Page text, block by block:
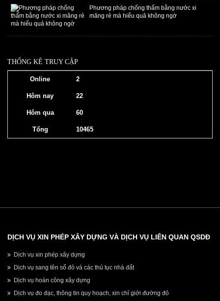
Phương pháp chống thấm bằng nước xi
măng rẻ mà hiểu quả không ngờ
THỐNG KÊ TRUY CẬP
Online 2
Hôm nay 22
Hôm qua 60
Tổng 10465
DỊCH VỤ XIN PHÉP XÂY DỰNG VÀ DỊCH VỤ LIÊN QUAN QSDĐ
Dịch vụ xin phép xây dựng
Dịch vụ sang tên sổ đỏ và các thủ tục nhà đất
Dịch vụ hoàn công xây dựng
Dịch vụ đo đạc, thông tin quy hoạch, xin chỉ giới đường đỏ